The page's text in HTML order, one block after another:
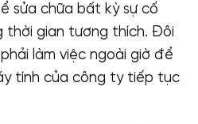
sửa chữa bất kỳ sự cố
thời gian tương thích. Đôi
làm việc ngoài giờ để
tính của công ty tiếp tục